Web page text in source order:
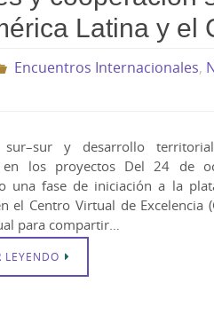
Latina y el
Encuentros Internacionales,
sur–sur y desarrollo
en los proyectos Del 24 de
una fase de iniciación a la
el Centro Virtual de Excelencia
para compartir…
LEYENDO